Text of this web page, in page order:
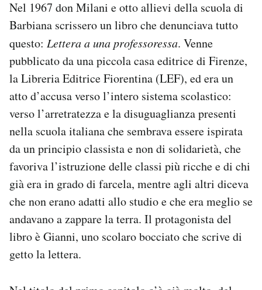
Nel 1967 don Milani e otto allievi della scuola di
Barbiana scrissero un libro che denunciava tutto
questo: Lettera a una professoressa. Venne
pubblicato da una piccola casa editrice di Firenze,
la Libreria Editrice Fiorentina (LEF), ed era un
atto d’accusa verso l’intero sistema scolastico:
verso l’arretratezza e la disuguaglianza presenti
nella scuola italiana che sembrava essere ispirata
da un principio classista e non di solidarietà, che
favoriva l’istruzione delle classi più ricche e di chi
già era in grado di farcela, mentre agli altri diceva
che non erano adatti allo studio e che era meglio se
andavano a zappare la terra. Il protagonista del
libro è Gianni, uno scolaro bocciato che scrive di
getto la lettera.